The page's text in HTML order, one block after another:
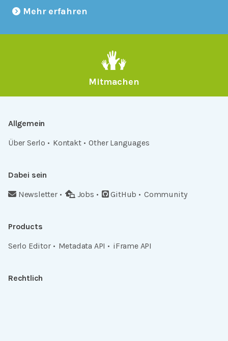
Mehr erfahren
Mitmachen
Allgemein
Über Serlo
Kontakt Other Languages
Dabei sein
Newsletter
Jobs GitHub Community
Products
Serlo Editor
Metadata API iFrame API
Rechtlich